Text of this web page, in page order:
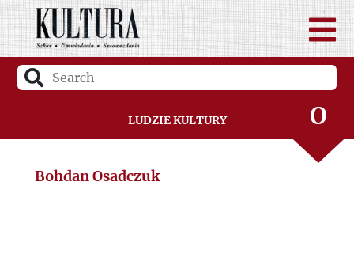
Ludzie Kultury
M
N
O
P
Bohdan Osadczuk